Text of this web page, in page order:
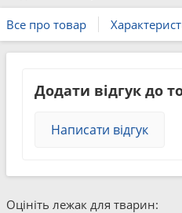
Все про товар
Додати відгук до
Написати відгук
Оцініть лежак для тварин: